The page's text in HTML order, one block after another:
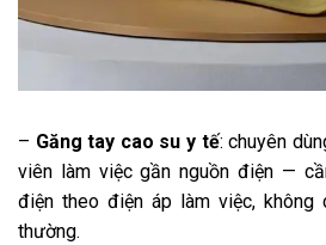
– Găng tay cao su y tế: chuyên
viên làm việc gần nguồn điện —
điện theo điện áp làm việc, không
thường.